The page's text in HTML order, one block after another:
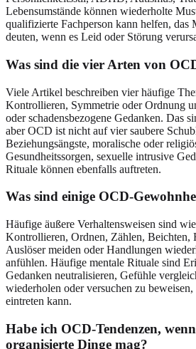
Lebensumstände können wiederholte
qualifizierte Fachperson kann helfen, das
deuten, wenn es Leid oder Störung
Was sind die vier Arten von
Viele Artikel beschreiben vier häufige
Kontrollieren, Symmetrie oder Ordnung
oder schadensbezogene Gedanken. Das
aber OCD ist nicht auf vier saubere
Beziehungsängste, moralische oder
Gesundheitssorgen, sexuelle intrusive
Rituale können ebenfalls auftreten.
Was sind einige OCD-
Häufige äußere Verhaltensweisen sind
Kontrollieren, Ordnen, Zählen, Beichten,
Auslöser meiden oder Handlungen
anfühlen. Häufige mentale Rituale sind
Gedanken neutralisieren, Gefühle
wiederholen oder versuchen zu
eintreten kann.
Habe ich OCD-Tendenzen,
organisierte Dinge mag?